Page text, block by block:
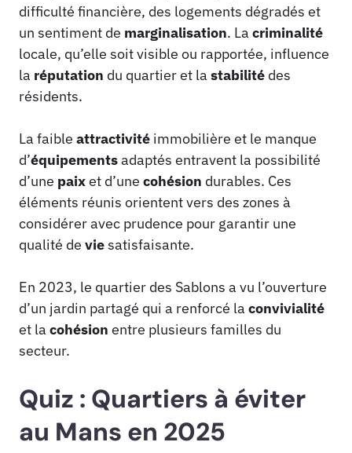
difficulté financière, des logements dégradés et
un sentiment de marginalisation. La criminalité
locale, qu’elle soit visible ou rapportée, influence
la réputation du quartier et la stabilité des
résidents.
La faible attractivité immobilière et le manque
d’équipementsadaptés entravent la possibilité
d’une paixet d’une cohésion durables. Ces
éléments réunis orientent vers des zones à
considérer avec prudence pour garantir une
qualité de viesatisfaisante.
En 2023, le quartier des Sablons a vu l’ouverture
d’un jardin partagé qui a renforcé la convivialité
et la cohésion entre plusieurs familles du
secteur.
Quiz : Quartiers à éviter
au Mans en 2025